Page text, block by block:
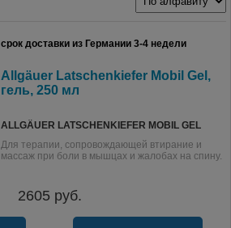
срок доставки из Германии 3-4 недели
Allgäuer Latschenkiefer Mobil Gel,
гель, 250 мл
ALLGÄUER LATSCHENKIEFER MOBIL GEL
Для терапии, сопровождающей втирание и
массаж при боли в мышцах и жалобах на спину.
2605 руб.